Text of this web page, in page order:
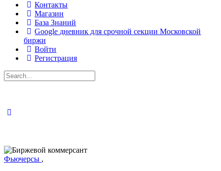
Контакты
Магазин
База Знаний
Google дневник для срочной секции Московской
биржи
Войти
Регистрация
Искать:
Фьючерсы ,